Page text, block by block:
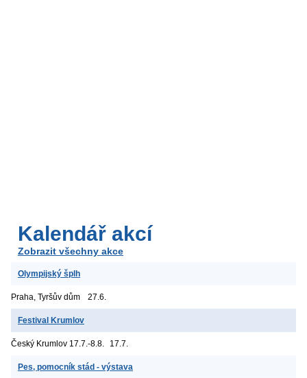
Kalendář akcí
Zobrazit všechny akce
Olympijský šplh
Praha, Tyršův dům 27.6.
Festival Krumlov
Český Krumlov 17.7.-8.8. 17.7.
Pes, pomocník stád - výstava